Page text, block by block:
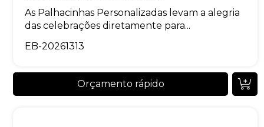
As Palhacinhas Personalizadas levam a alegria
das celebrações diretamente para...
EB-20261313
Orçamento rápido